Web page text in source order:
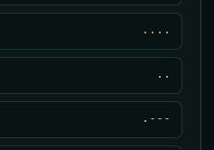
....
..
.---